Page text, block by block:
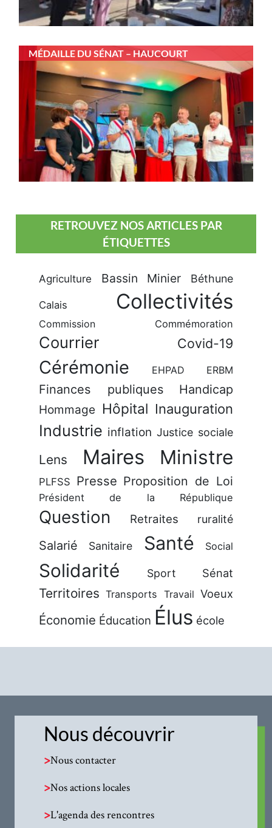
MÉDAILLE DU SÉNAT – HAUCOURT
RETROUVEZ NOS ARTICLES PAR
ÉTIQUETTES
Agriculture Bassin Minier Béthune
Calais Collectivités
Commission Commémoration
Courrier Covid-19
Cérémonie EHPAD ERBM
Finances publiques Handicap
Hommage Hôpital Inauguration
Industrie inflation Justice sociale
Lens Maires Ministre
PLFSS Presse Proposition de Loi
Président de la République
Question Retraites ruralité
Salarié Sanitaire Santé Social
Solidarité Sport Sénat
Territoires Transports Travail Voeux
Économie Éducation Élus école
Nous découvrir
>Nous contacter
>Nos actions locales
>L'agenda des rencontres